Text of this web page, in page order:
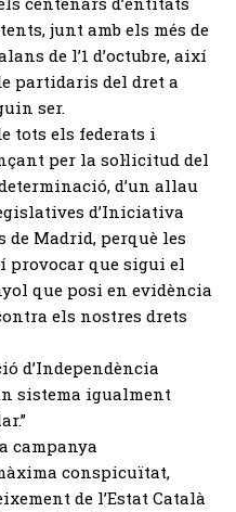
junt amb els més de
de l’1 d’octubre, així
partidaris del dret a
ser.
tots els federats i
per la sol·licitud del
d’un allau
d’Iniciativa
de Madrid, perquè les
provocar que sigui el
que posi en evidència
els nostres drets
d’Independència
sistema igualment
campanya
conspicuïtat,
de l’Estat Català